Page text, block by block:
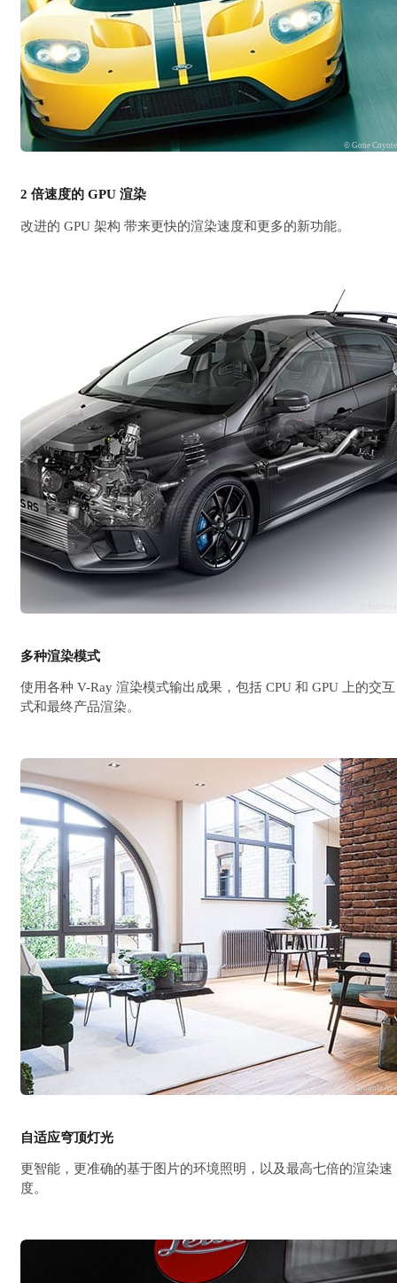
© Gone Coyote
2 倍速度的 GPU 渲染
改进的 GPU 架构 带来更快的渲染速度和更多的新功能。
多种渲染模式
使用各种 V-Ray 渲染模式输出成果，包括 CPU 和 GPU 上的交互
式和最终产品渲染。
© Double Aye
自适应穹顶灯光
更智能，更准确的基于图片的环境照明，以及最高七倍的渲染速
度。